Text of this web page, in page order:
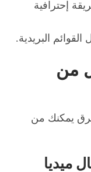
إحترافية
البريدية.
من
يمكنك من
ميديا